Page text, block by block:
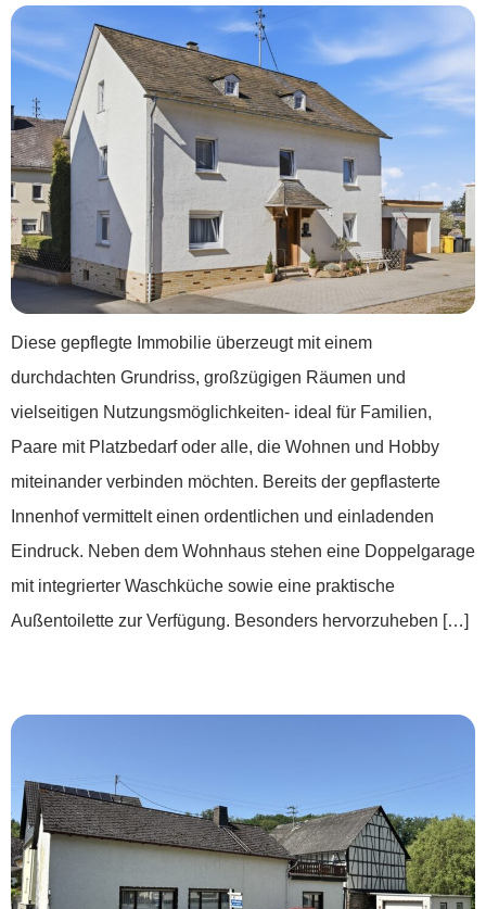
Diese gepflegte Immobilie überzeugt mit einem
durchdachten Grundriss, großzügigen Räumen und
vielseitigen Nutzungsmöglichkeiten- ideal für Familien,
Paare mit Platzbedarf oder alle, die Wohnen und Hobby
miteinander verbinden möchten. Bereits der gepflasterte
Innenhof vermittelt einen ordentlichen und einladenden
Eindruck. Neben dem Wohnhaus stehen eine Doppelgarage
mit integrierter Waschküche sowie eine praktische
Außentoilette zur Verfügung. Besonders hervorzuheben […]